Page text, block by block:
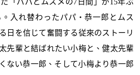
「パパとムスメの7日間」が15年ぶ
入れ替わったパパ・恭一郎とムス
日を信じて奮闘する従來のストーリ
先輩と結ばれたい小梅と、健太先輩
ない恭一郎、そして小梅より恭一郎